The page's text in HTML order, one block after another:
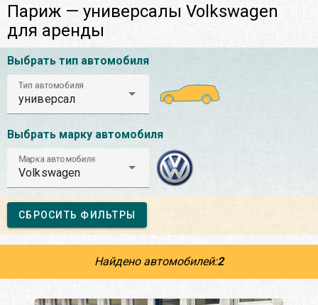
Париж — универсалы Volkswagen
для аренды
Выбрать тип автомобиля
Тип автомобиля
универсал
Выбрать марку автомобиля
Марка автомобиля
Volkswagen
СБРОСИТЬ ФИЛЬТРЫ
Найдено автомобилей:2